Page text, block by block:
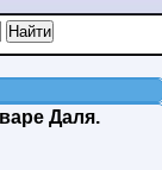
Даля.